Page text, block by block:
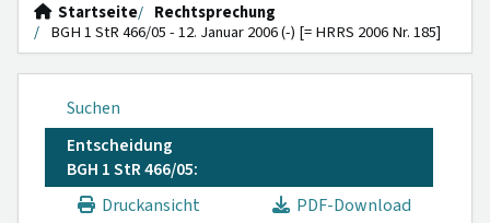
Startseite
Rechtsprechung
BGH 1 StR 466/05 - 12. Januar 2006 (-) [= HRRS 2006 Nr. 185]
Suchen
Entscheidung
BGH 1 StR 466/05:
Druckansicht
PDF-Download